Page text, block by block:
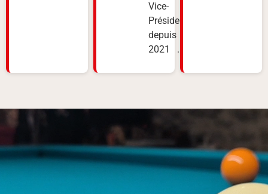
Vice-
Président
depuis
2021 ...